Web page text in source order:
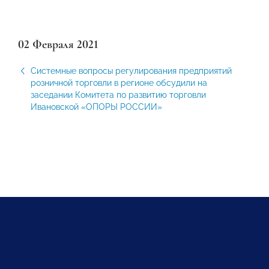
02 Февраля 2021
Системные вопросы регулирования предприятий
розничной торговли в регионе обсудили на
заседании Комитета по развитию торговли
Ивановской «ОПОРЫ РОССИИ»